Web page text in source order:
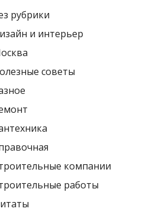
рубрики
и интерьер
советы
компании
работы